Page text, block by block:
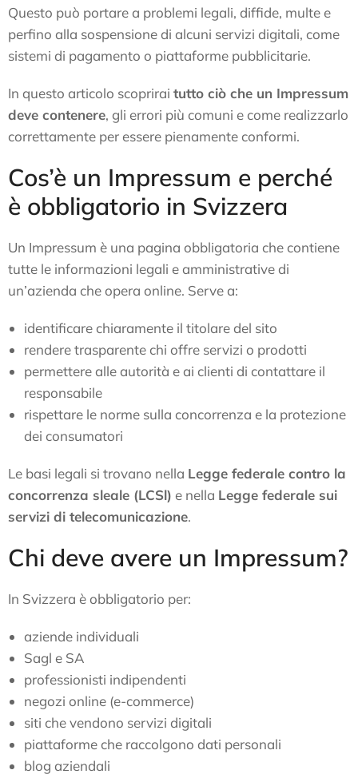
Questo può portare a problemi legali, diffide, multe e
perfino alla sospensione di alcuni servizi digitali, come
sistemi di pagamento o piattaforme pubblicitarie.
In questo articolo scoprirai tutto ciò che un Impressum
deve contenere, gli errori più comuni e come realizzarlo
correttamente per essere pienamente conformi.
Cos’è un Impressum e perché
è obbligatorio in Svizzera
Un Impressum è una pagina obbligatoria che contiene
tutte le informazioni legali e amministrative di
un’azienda che opera online. Serve a:
identificare chiaramente il titolare del sito
rendere trasparente chi offre servizi o prodotti
permettere alle autorità e ai clienti di contattare il
responsabile
rispettare le norme sulla concorrenza e la protezione
dei consumatori
Le basi legali si trovano nella Legge federale contro la
concorrenza sleale (LCSl) e nella Legge federale sui
servizi di telecomunicazione.
Chi deve avere un Impressum?
In Svizzera è obbligatorio per:
aziende individuali
Sagl e SA
professionisti indipendenti
negozi online (e-commerce)
siti che vendono servizi digitali
piattaforme che raccolgono dati personali
blog aziendali